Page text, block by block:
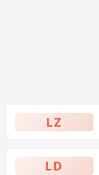
LZ
LD